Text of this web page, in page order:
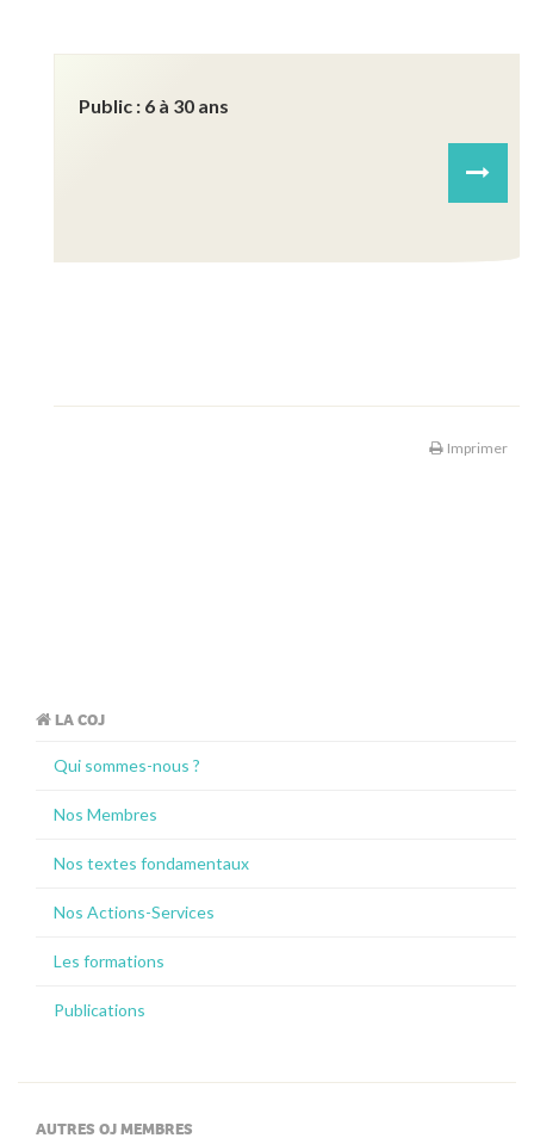
Public : 6 à 30 ans
Next
Imprimer
LA COJ
Qui sommes-nous ?
Nos Membres
Nos textes fondamentaux
Nos Actions-Services
Les formations
Publications
AUTRES OJ MEMBRES